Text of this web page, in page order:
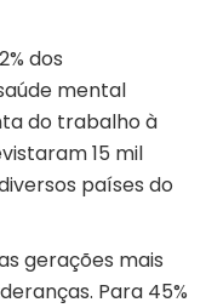
dos
mental
do trabalho à
15 mil
países do
gerações mais
Para 45%